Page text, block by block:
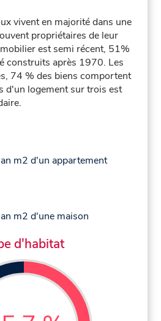
vivent en majorité dans une
propriétaires de leur
est semi récent, 51%
construits après 1970. Les
74 % des biens comportent
d'un logement sur trois est
m2 d'un appartement
m2 d'une maison
d'habitat